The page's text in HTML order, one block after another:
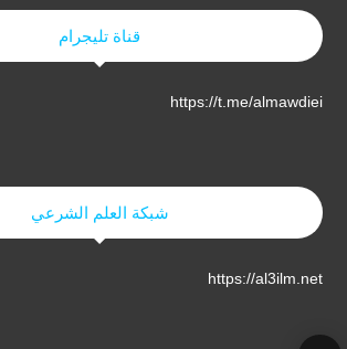
قناة تليجرام
https://t.me/almawdiei
شبكة العلم الشرعي
https://al3ilm.net